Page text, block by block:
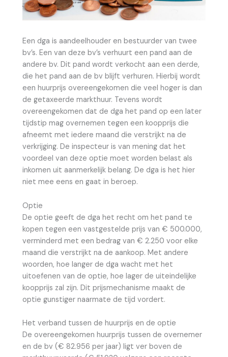
Een dga is aandeelhouder en bestuurder van twee
bv’s. Een van deze bv’s verhuurt een pand aan de
andere bv. Dit pand wordt verkocht aan een derde,
die het pand aan de bv blijft verhuren. Hierbij wordt
een huurprijs overeengekomen die veel hoger is dan
de getaxeerde markthuur. Tevens wordt
overeengekomen dat de dga het pand op een later
tijdstip mag overnemen tegen een koopprijs die
afneemt met iedere maand die verstrijkt na de
verkrijging. De inspecteur is van mening dat het
voordeel van deze optie moet worden belast als
inkomen uit aanmerkelijk belang. De dga is het hier
niet mee eens en gaat in beroep.
Optie
De optie geeft de dga het recht om het pand te
kopen tegen een vastgestelde prijs van € 500.000,
verminderd met een bedrag van € 2.250 voor elke
maand die verstrijkt na de aankoop. Met andere
woorden, hoe langer de dga wacht met het
uitoefenen van de optie, hoe lager de uiteindelijke
koopprijs zal zijn. Dit prijsmechanisme maakt de
optie gunstiger naarmate de tijd vordert.
Het verband tussen de huurprijs en de optie
De overeengekomen huurprijs tussen de overnemer
en de bv (€ 82.956 per jaar) ligt ver boven de